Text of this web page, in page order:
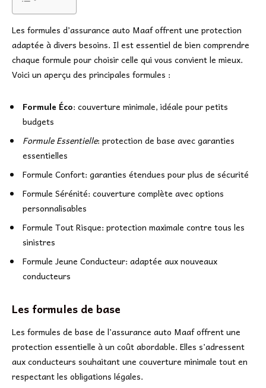
Les formules d’assurance auto Maaf offrent une protection
adaptée à divers besoins. Il est essentiel de bien comprendre
chaque formule pour choisir celle qui vous convient le mieux.
Voici un aperçu des principales formules :
Formule Éco: couverture minimale, idéale pour petits
budgets
Formule Essentielle: protection de base avec garanties
essentielles
Formule Confort: garanties étendues pour plus de sécurité
Formule Sérénité: couverture complète avec options
personnalisables
Formule Tout Risque: protection maximale contre tous les
sinistres
Formule Jeune Conducteur: adaptée aux nouveaux
conducteurs
Les formules de base
Les formules de base de l’assurance auto Maaf offrent une
protection essentielle à un coût abordable. Elles s’adressent
aux conducteurs souhaitant une couverture minimale tout en
respectant les obligations légales.